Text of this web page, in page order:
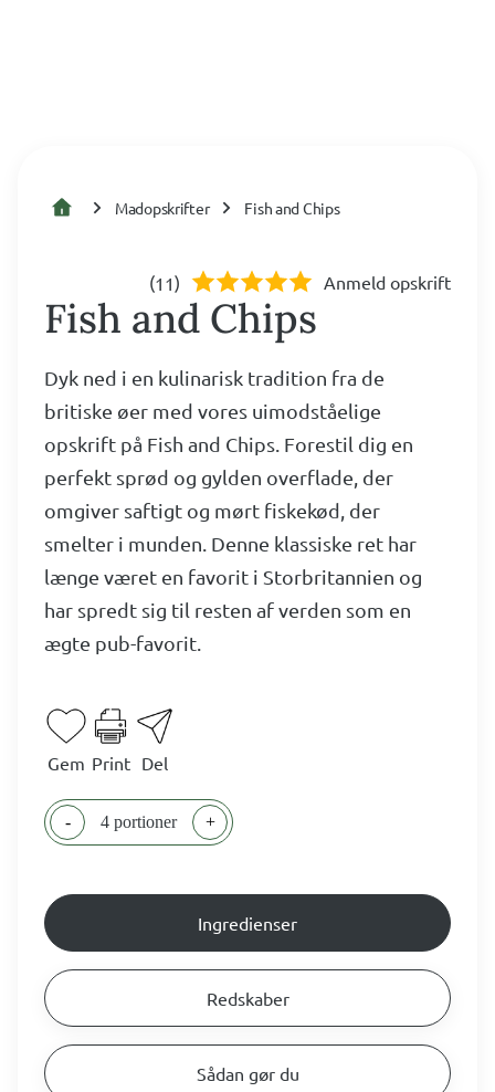
Madopskrifter Fish and Chips
(11) Anmeld opskrift
Fish and Chips
Dyk ned i en kulinarisk tradition fra de
britiske øer med vores uimodståelige
opskrift på Fish and Chips. Forestil dig en
perfekt sprød og gylden overflade, der
omgiver saftigt og mørt fiskekød, der
smelter i munden. Denne klassiske ret har
længe været en favorit i Storbritannien og
har spredt sig til resten af verden som en
ægte pub-favorit.
Gem Print Del
- 4 portioner +
Ingredienser
Redskaber
Sådan gør du